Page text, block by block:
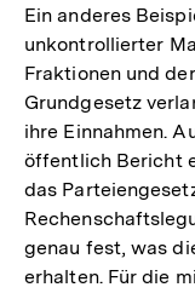
Ein anderes
unkontrollierter
Fraktionen und
Grundgesetz
ihre Einnahmen.
öffentlich Bericht
das
genau fest, was
erhalten. Für die